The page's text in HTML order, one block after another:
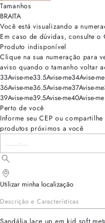
Tamanhos
BRAITA
Você está visualizando a
Em caso de dúvidas, consulte o
Produto indisponível
Clique na sua numeração para
aviso quando o tamanho voltar
33Avise-me33.5Avise-me34Avise-me
36Avise-me36.5Avise-me37Avise-me
39Avise-me39.5Avise-me40Avise-me
Perto de você
Informe seu CEP ou
produtos próximos a você
Utilizar minha localização
Descrição e Características
Sandália lace up em kid soft